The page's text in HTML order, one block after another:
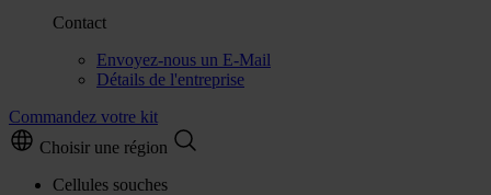
Contact
Envoyez-nous un E-Mail
Détails de l'entreprise
Commandez votre kit
Choisir une région
Cellules souches